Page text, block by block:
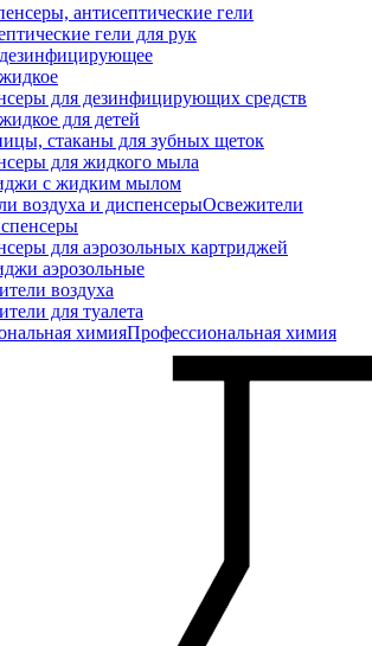
антисептические гели
гели для рук
для дезинфицирующих средств
для детей
стаканы для зубных щеток
для жидкого мыла
с жидким мылом
Освежители
для аэрозольных картриджей
аэрозольные
воздуха
для туалета
Профессиональная химия